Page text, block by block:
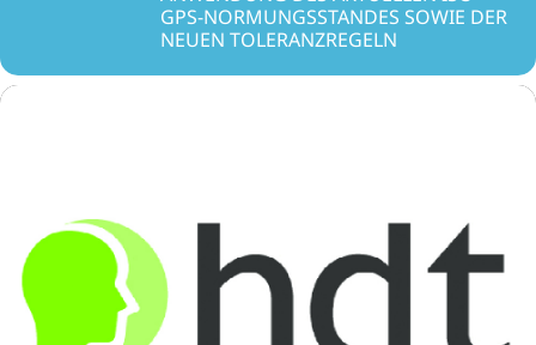
GPS-NORMUNGSSTANDES SOWIE DER
NEUEN TOLERANZREGELN